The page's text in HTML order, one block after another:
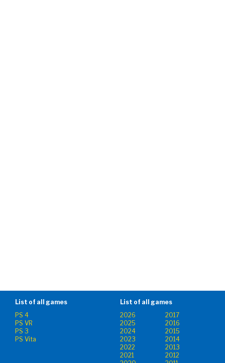
List of all games
PS 4
PS VR
PS 3
PS Vita
List of all games
2026
2017
2025
2016
2024
2015
2023
2014
2022
2013
2021
2012